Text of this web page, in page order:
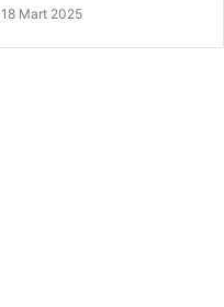
18 Mart 2025